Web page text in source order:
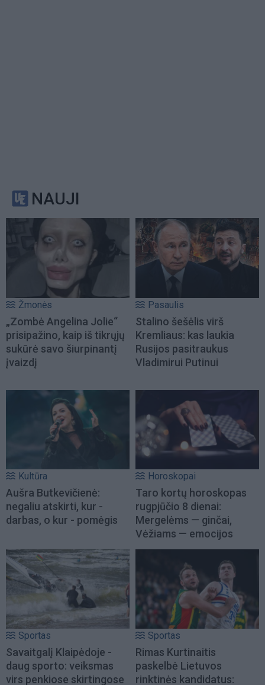
NAUJI
Žmonės
„Zombė Angelina Jolie“
prisipažino, kaip iš tikrųjų
sukūrė savo šiurpinantį
įvaizdį
Pasaulis
Stalino šešėlis virš
Kremliaus: kas laukia
Rusijos pasitraukus
Vladimirui Putinui
Kultūra
Aušra Butkevičienė:
negaliu atskirti, kur -
darbas, o kur - pomėgis
Horoskopai
Taro kortų horoskopas
rugpjūčio 8 dienai:
Mergelėms — ginčai,
Vėžiams — emocijos
Sportas
Savaitgalį Klaipėdoje -
daug sporto: veiksmas
virs penkiose skirtingose
Sportas
Rimas Kurtinaitis
paskelbė Lietuvos
rinktinės kandidatus: